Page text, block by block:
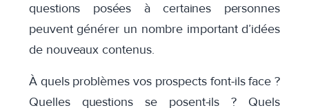
questions posées à certaines personnes
peuvent générer un nombre important d’idées
de nouveaux contenus.
À quels problèmes vos prospects font-ils face ?
Quelles questions se posent-ils ? Quels